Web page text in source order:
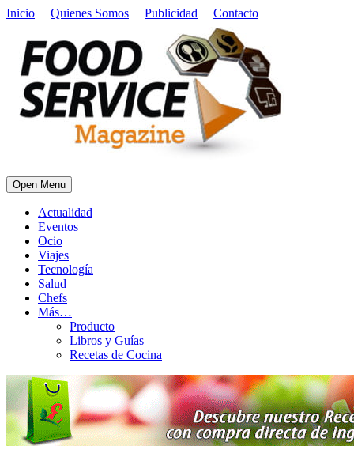
Inicio Quienes Somos Publicidad Contacto
Open Menu
Actualidad
Eventos
Ocio
Viajes
Tecnología
Salud
Chefs
Más…
Producto
Libros y Guías
Recetas de Cocina